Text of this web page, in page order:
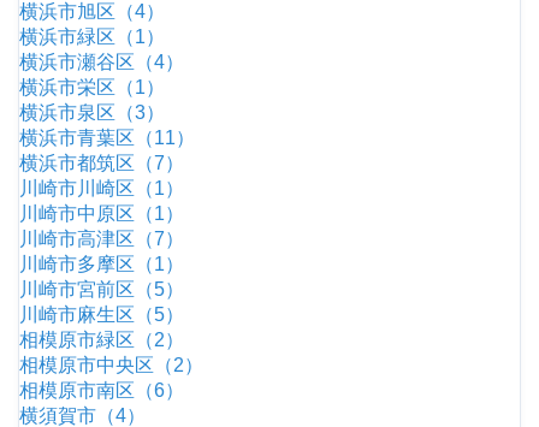
横浜市旭区（4）
横浜市緑区（1）
横浜市瀬谷区（4）
横浜市栄区（1）
横浜市泉区（3）
横浜市青葉区（11）
横浜市都筑区（7）
川崎市川崎区（1）
川崎市中原区（1）
川崎市高津区（7）
川崎市多摩区（1）
川崎市宮前区（5）
川崎市麻生区（5）
相模原市緑区（2）
相模原市中央区（2）
相模原市南区（6）
横須賀市（4）